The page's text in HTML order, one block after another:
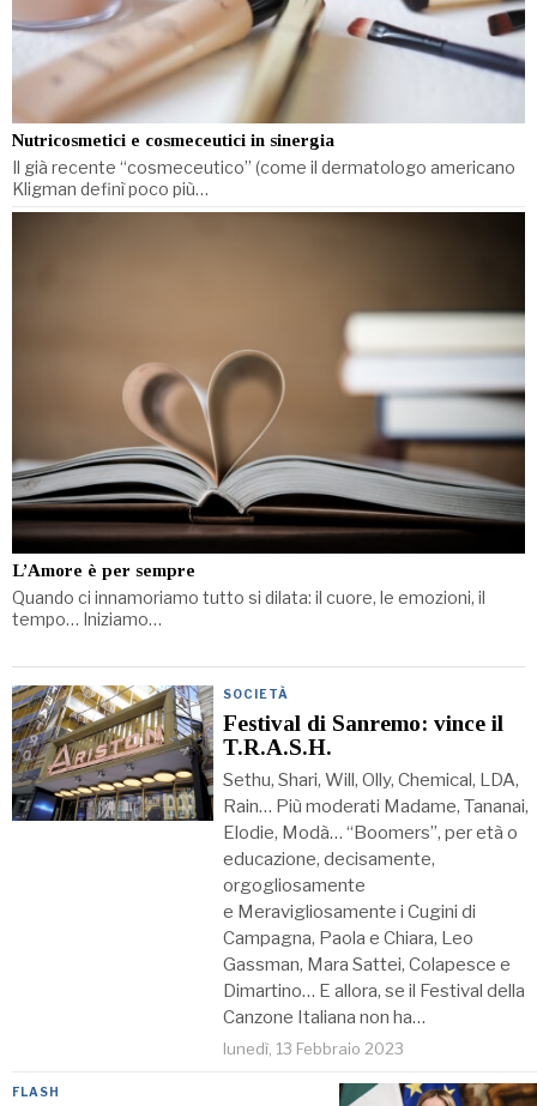
Nutricosmetici e cosmeceutici in sinergia
Il già recente “cosmeceutico” (come il dermatologo americano
Kligman definì poco più…
L’Amore è per sempre
Quando ci innamoriamo tutto si dilata: il cuore, le emozioni, il
tempo… Iniziamo…
SOCIETÀ
Festival di Sanremo: vince il
T.R.A.S.H.
Sethu, Shari, Will, Olly, Chemical, LDA,
Rain… Più moderati Madame, Tananai,
Elodie, Modà… “Boomers”, per età o
educazione, decisamente,
orgogliosamente
e Meravigliosamente i Cugini di
Campagna, Paola e Chiara, Leo
Gassman, Mara Sattei, Colapesce e
Dimartino… E allora, se il Festival della
Canzone Italiana non ha…
lunedì, 13 Febbraio 2023
FLASH